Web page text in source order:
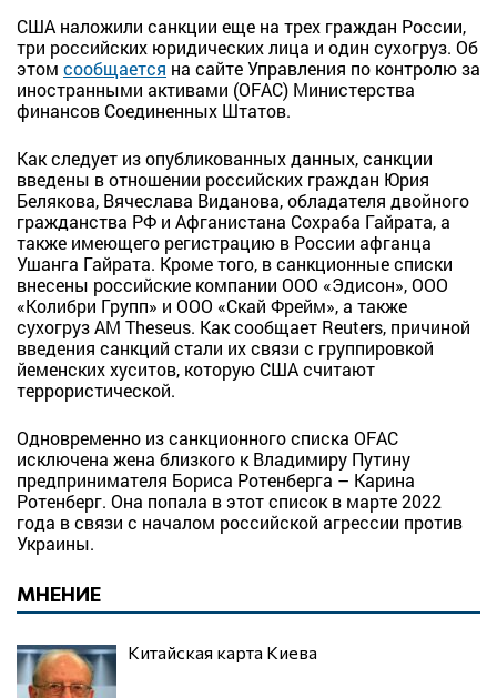
США наложили санкции еще на трех граждан России,
три российских юридических лица и один сухогруз. Об
этом сообщается на сайте Управления по контролю за
иностранными активами (OFAC) Министерства
финансов Соединенных Штатов.
Как следует из опубликованных данных, санкции
введены в отношении российских граждан Юрия
Белякова, Вячеслава Виданова, обладателя двойного
гражданства РФ и Афганистана Сохраба Гайрата, а
также имеющего регистрацию в России афганца
Ушанга Гайрата. Кроме того, в санкционные списки
внесены российские компании ООО «Эдисон», ООО
«Колибри Групп» и ООО «Скай Фрейм», а также
сухогруз AM Theseus. Как сообщает Reuters, причиной
введения санкций стали их связи с группировкой
йеменских хуситов, которую США считают
террористической.
Одновременно из санкционного списка OFAC
исключена жена близкого к Владимиру Путину
предпринимателя Бориса Ротенберга – Карина
Ротенберг. Она попала в этот список в марте 2022
года в связи с началом российской агрессии против
Украины.
МНЕНИЕ
Китайская карта Киева